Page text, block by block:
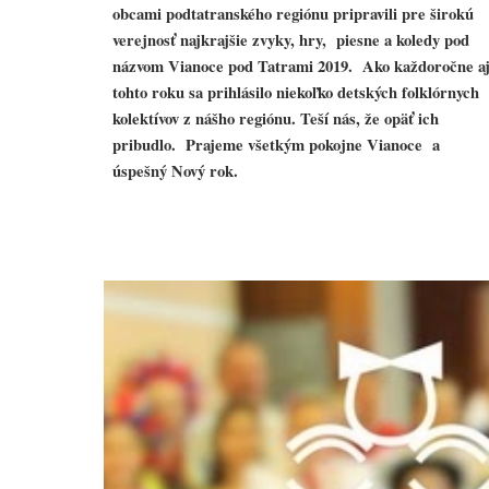
obcami podtatranského regiónu pripravili pre širokú
verejnosť najkrajšie zvyky, hry, piesne a koledy pod
názvom Vianoce pod Tatrami 2019. Ako každoročne aj
tohto roku sa prihlásilo niekoľko detských folklórnych
kolektívov z nášho regiónu. Teší nás, že opäť ich
pribudlo. Prajeme všetkým pokojne Vianoce a
úspešný Nový rok.